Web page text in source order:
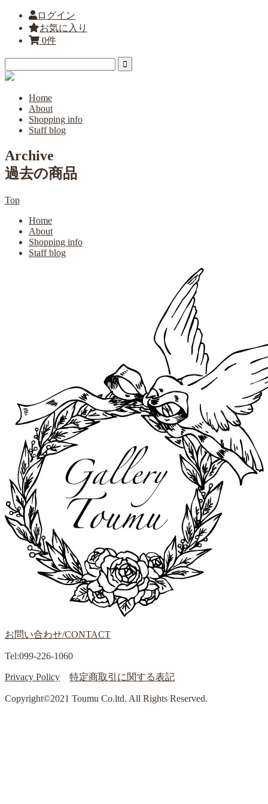
ログイン
お気に入り
0件
Home
About
Shopping info
Staff blog
Archive
過去の商品
Top
Home
About
Shopping info
Staff blog
お問い合わせ/CONTACT
Tel:099-226-1060
Privacy Policy 特定商取引に関する表記
Copyright©2021 Toumu Co.ltd. All Rights Reserved.